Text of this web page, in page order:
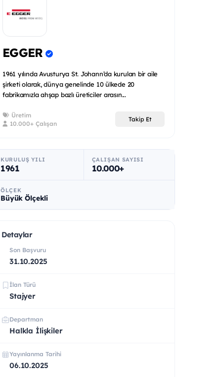
EGGER
1961 yılında Avusturya St. Johann’da kurulan bir aile
şirketi olarak, dünya genelinde 10 ülkede 20
fabrikamızla ahşap bazlı üreticiler arasın...
Üretim
10.000+ Çalışan
Takip Et
KURULUŞ YILI
1961
ÇALIŞAN SAYISI
10.000+
ÖLÇEK
Büyük Ölçekli
Detaylar
Son Başvuru
31.10.2025
İlan Türü
Stajyer
Departman
Halkla İlişkiler
Yayınlanma Tarihi
06.10.2025